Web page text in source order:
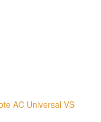
AC Universal VS